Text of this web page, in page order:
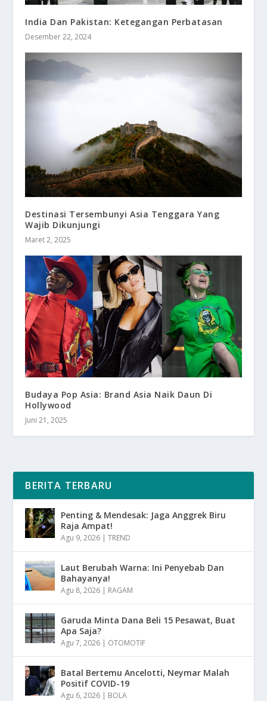
India Dan Pakistan: Ketegangan Perbatasan
Desember 22, 2024
Destinasi Tersembunyi Asia Tenggara Yang
Wajib Dikunjungi
Maret 2, 2025
Budaya Pop Asia: Brand Asia Naik Daun Di
Hollywood
Juni 21, 2025
BERITA TERBARU
Penting & Mendesak: Jaga Anggrek Biru
Raja Ampat!
Agu 9, 2026 |TREND
Laut Berubah Warna: Ini Penyebab Dan
Bahayanya!
Agu 8, 2026 | RAGAM
Garuda Minta Dana Beli 15 Pesawat, Buat
Apa Saja?
Agu 7, 2026 | OTOMOTIF
Batal Bertemu Ancelotti, Neymar Malah
Positif COVID-19
Agu 6, 2026 | BOLA